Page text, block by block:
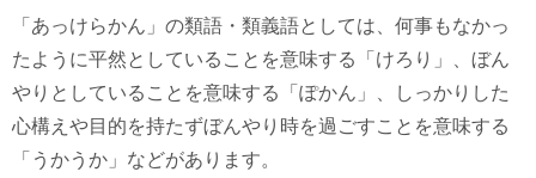
「あっけらかん」の類語・類義語としては、何事もなかっ
たように平然としていることを意味する「けろり」、ぼん
やりとしていることを意味する「ぽかん」、しっかりした
心構えや目的を持たずぼんやり時を過ごすことを意味する
「うかうか」などがあります。